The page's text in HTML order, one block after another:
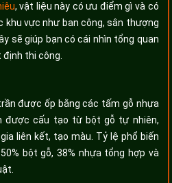
, vật liệu này có ưu điểm gì và có
khu vực như ban công, sân thượng
sẽ giúp bạn có cái nhìn tổng quan
thi công.
được ốp bằng các tấm gỗ nhựa
được cấu tạo từ bột gỗ tự nhiên,
liên kết, tạo màu. Tỷ lệ phổ biến
bột gỗ, 38% nhựa tổng hợp và